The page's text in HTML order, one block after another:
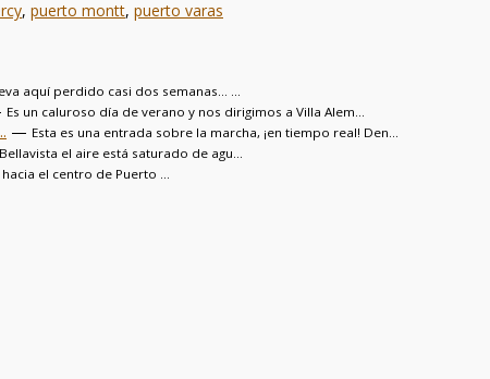
, puerto montt, puerto varas
aquí perdido casi dos semanas… ...
Es un caluroso día de verano y nos dirigimos a Villa Alem...
— Esta es una entrada sobre la marcha, ¡en tiempo real! Den...
el aire está saturado de agu...
hacia el centro de Puerto ...